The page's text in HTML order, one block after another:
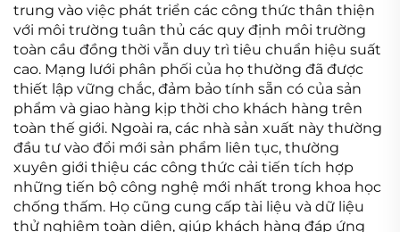
trung vào việc phát triển các công thức thân thiện
với môi trường tuân thủ các quy định môi trường
toàn cầu đồng thời vẫn duy trì tiêu chuẩn hiệu suất
cao. Mạng lưới phân phối của họ thường đã được
thiết lập vững chắc, đảm bảo tính sẵn có của sản
phẩm và giao hàng kịp thời cho khách hàng trên
toàn thế giới. Ngoài ra, các nhà sản xuất này thường
đầu tư vào đổi mới sản phẩm liên tục, thường
xuyên giới thiệu các công thức cải tiến tích hợp
những tiến bộ công nghệ mới nhất trong khoa học
chống thấm. Họ cũng cung cấp tài liệu và dữ liệu
thử nghiệm toàn diện, giúp khách hàng đáp ứng